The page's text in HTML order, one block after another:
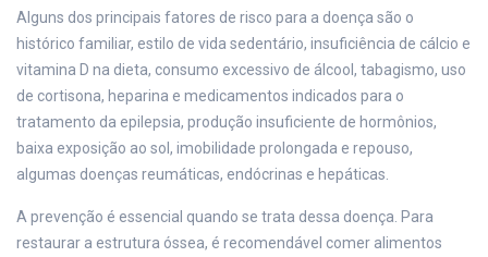
Alguns dos principais fatores de risco para a doença são o
histórico familiar, estilo de vida sedentário, insuficiência de cálcio e
vitamina D na dieta, consumo excessivo de álcool, tabagismo, uso
de cortisona, heparina e medicamentos indicados para o
tratamento da epilepsia, produção insuficiente de hormônios,
baixa exposição ao sol, imobilidade prolongada e repouso,
algumas doenças reumáticas, endócrinas e hepáticas.
A prevenção é essencial quando se trata dessa doença. Para
restaurar a estrutura óssea, é recomendável comer alimentos